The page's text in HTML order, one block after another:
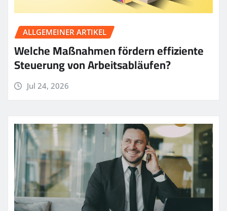
ALLGEMEINER ARTIKEL
Welche Maßnahmen fördern effiziente
Steuerung von Arbeitsabläufen?
Jul 24, 2026